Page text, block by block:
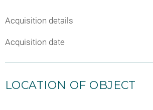
Acquisition details
Acquisition date
LOCATION OF OBJECT